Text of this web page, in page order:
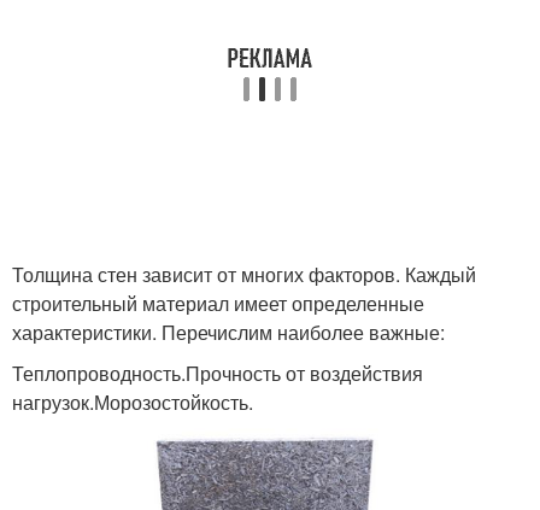
Толщина стен зависит от многих факторов. Каждый
строительный материал имеет определенные
характеристики. Перечислим наиболее важные:
Теплопроводность.Прочность от воздействия
нагрузок.Морозостойкость.